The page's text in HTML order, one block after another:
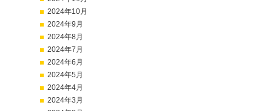
2024年10月
2024年9月
2024年8月
2024年7月
2024年6月
2024年5月
2024年4月
2024年3月